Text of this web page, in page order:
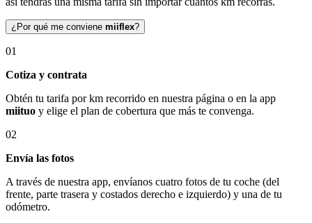
¿Por qué me conviene miiflex?
01
Cotiza y contrata
Obtén tu tarifa por km recorrido en nuestra página o en la app
miituo y elige el plan de cobertura que más te convenga.
02
Envía las fotos
A través de nuestra app, envíanos cuatro fotos de tu coche (del
frente, parte trasera y costados derecho e izquierdo) y una de tu
odómetro.